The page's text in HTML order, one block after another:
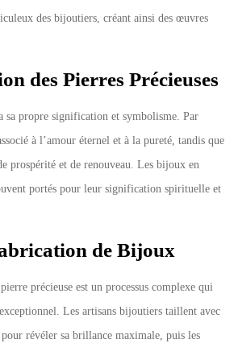
des bijoutiers, créant ainsi des œuvres
des Pierres Précieuses
sa propre signification et symbolisme. Par
à l’amour éternel et à la pureté, tandis que
prospérité et de renouveau. Les bijoux en
portés pour leur signification spirituelle et
de Bijoux
précieuse est un processus complexe qui
Les artisans bijoutiers taillent avec
révéler sa brillance maximale, puis les